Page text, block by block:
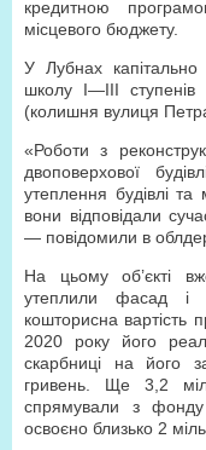
кредитною
місцевого бюджету.
У Лубнах капітально
школу I—III ступенів
(колишня вулиця
«Роботи з
двоповерхової
утеплення будівлі
вони відповідали
— повідомили в
На цьому об’єкті
утеплили фасад і
кошторисна вартість
2020 року його
скарбниці на його
гривень. Ще 3,2
спрямували з фонду
освоєно близько 2